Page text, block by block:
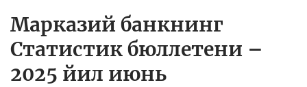
Марказий банкнинг
Статистик бюллетени –
2025 йил июнь